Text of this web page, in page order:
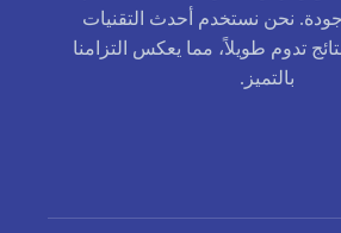
نحن نستخدم أحدث التقنيات
تدوم طويلاً، مما يعكس التزامنا
بالتميز.